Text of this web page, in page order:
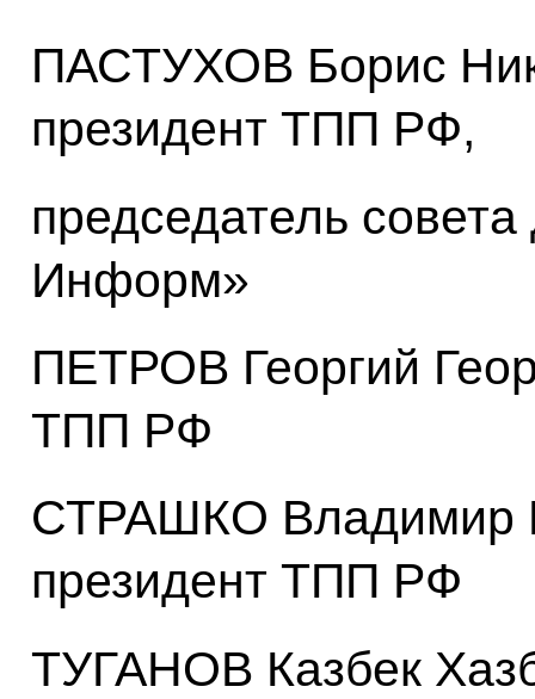
ПАСТУХОВ Борис
президент ТПП РФ,
председатель
Информ»
ПЕТРОВ Георгий
ТПП РФ
СТРАШКО Владимир
президент ТПП РФ
ТУГАНОВ Казбек